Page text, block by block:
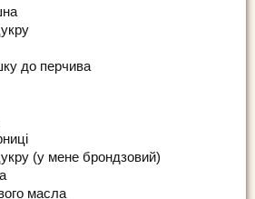
до перчива
(у мене брондзовий)
масла